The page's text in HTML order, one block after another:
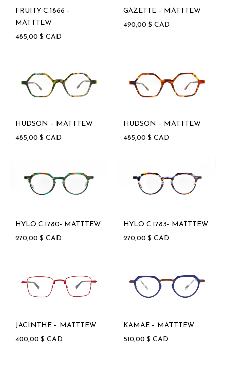
FRUITY C.1866 –
MATTTEW
485,00 $ CAD
GAZETTE – MATTTEW
490,00 $ CAD
HUDSON – MATTTEW
485,00 $ CAD
HUDSON – MATTTEW
485,00 $ CAD
HYLO C.1780- MATTTEW
270,00 $ CAD
HYLO C.1783- MATTTEW
270,00 $ CAD
JACINTHE – MATTTEW
400,00 $ CAD
KAMAE – MATTTEW
510,00 $ CAD